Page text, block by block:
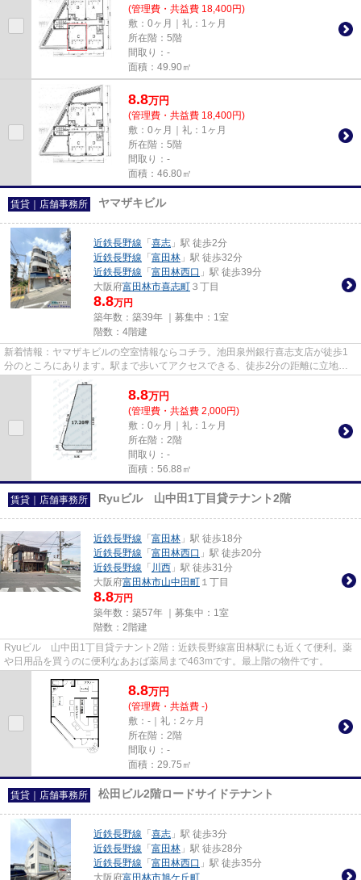
(管理費・共益費 18,400円)
敷：0ヶ月｜礼：1ヶ月
所在階：5階
間取り：-
面積：49.90㎡
8.8万円
(管理費・共益費 18,400円)
敷：0ヶ月｜礼：1ヶ月
所在階：5階
間取り：-
面積：46.80㎡
賃貸｜店舗事務所 ヤマザキビル
近鉄長野線 「 喜志 」駅 徒歩2分
近鉄長野線 「 富田林 」駅 徒歩32分
近鉄長野線 「 富田林西口 」駅 徒歩39分
大阪府富田林市喜志町 ３丁目
8.8万円
築年数：築39年 ｜募集中： 1室
階数：4階建
新着情報：ヤマザキビルの空室情報ならコチラ。池田泉州銀行喜志支店が徒歩1
分のところにあります。駅まで歩いてアクセスできる、徒歩2分の距離に立地す
8.8万円
(管理費・共益費 2,000円)
敷：0ヶ月｜礼：1ヶ月
所在階：2階
間取り：-
面積：56.88㎡
賃貸｜店舗事務所 Ryuビル 山中田1丁目貸テナント2階
近鉄長野線 「 富田林 」駅 徒歩18分
近鉄長野線 「 富田林西口 」駅 徒歩20分
近鉄長野線 「 川西 」駅 徒歩31分
大阪府富田林市山中田町 １丁目
8.8万円
築年数：築57年 ｜募集中： 1室
階数：2階建
Ryuビル 山中田1丁目貸テナント2階：近鉄長野線富田林駅にも近くて便利。薬
や日用品を買うのに便利なあおば薬局まで463mです。最上階の物件です。
8.8万円
(管理費・共益費 -)
敷：-｜礼：2ヶ月
所在階：2階
間取り：-
面積：29.75㎡
賃貸｜店舗事務所 松田ビル2階ロードサイドテナント
近鉄長野線 「 喜志 」駅 徒歩3分
近鉄長野線 「 富田林 」駅 徒歩28分
近鉄長野線 「 富田林西口 」駅 徒歩35分
大阪府富田林市旭ケ丘町